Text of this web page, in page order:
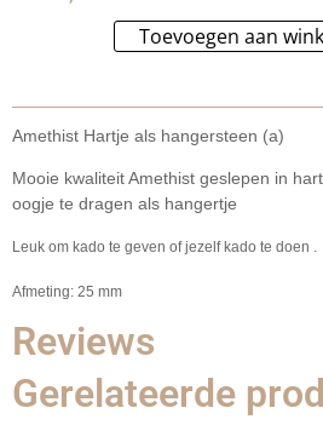
Toevoegen aan
Amethist Hartje als hangersteen (a)
Mooie kwaliteit Amethist geslepen in
oogje te dragen als hangertje
Leuk om kado te geven of jezelf kado te doen .
Afmeting: 25 mm
Reviews
Gerelateerde